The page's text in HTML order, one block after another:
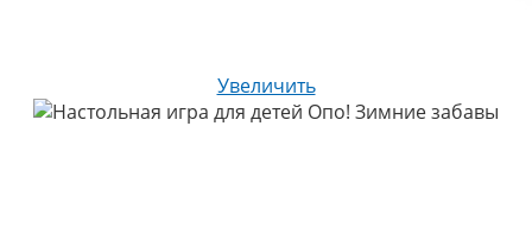
Увеличить